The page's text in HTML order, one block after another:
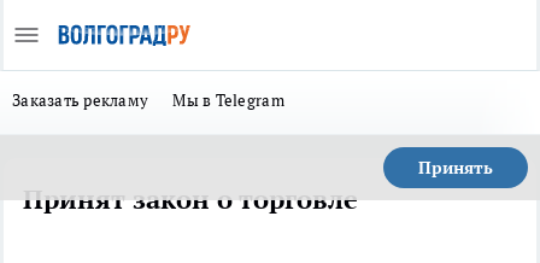
Заказать рекламу Мы в Telegram
Принять
Принят закон о торговле